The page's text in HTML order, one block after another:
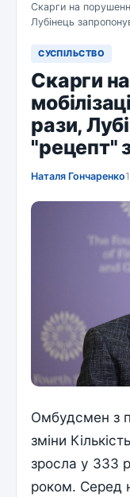
Скарги на
Лубінець
СУСПІЛЬСТВО
Скарги
рази,
"рецепт"
Наталя Гончаренко
Омбудсмен з
зміни
зросла у 333
роком. Серед